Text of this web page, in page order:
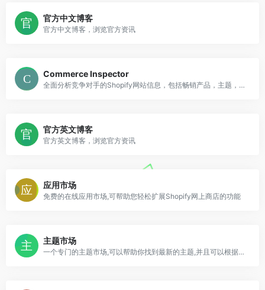
官方中文博客
官方中文博客，浏览官方资讯
Commerce Inspector
全面分析竞争对手的Shopify网站信息，包括畅销产品，主题，插件，新上产品
官方英文博客
官方英文博客，浏览官方资讯
应用市场
免费的在线应用市场,可帮助您轻松扩展Shopify网上商店的功能
主题市场
一个专门的主题市场,可以帮助你找到最新的主题,并且可以根据你的需求进行定制